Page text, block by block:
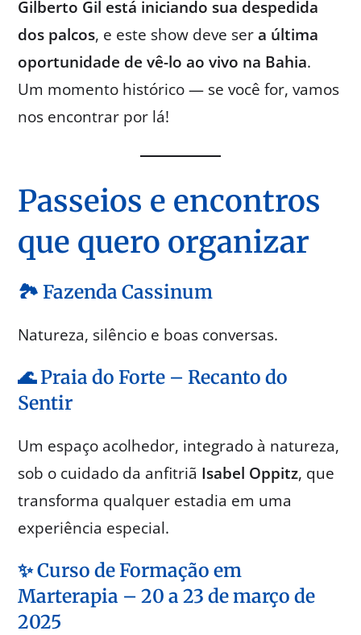
Gilberto Gil está iniciando sua despedida
dos palcos, e este show deve sera última
oportunidade de vê-lo ao vivo na Bahia.
Um momento histórico — se você for, vamos
nos encontrar por lá!
Passeios e encontros
que quero organizar
🏞️ Fazenda Cassinum
Natureza, silêncio e boas conversas.
🌊 Praia do Forte – Recanto do
Sentir
Um espaço acolhedor, integrado à natureza,
sob o cuidado da anfitriã Isabel Oppitz, que
transforma qualquer estadia em uma
experiência especial.
✨ Curso de Formação em
Marterapia – 20 a 23 de março de
2025